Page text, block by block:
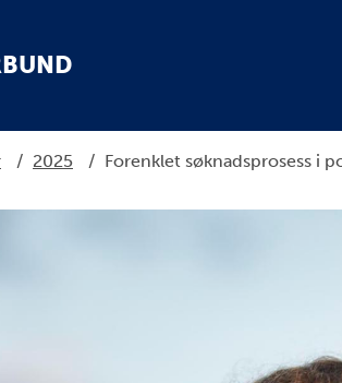
/ 2025 / Forenklet søknadsprosess i